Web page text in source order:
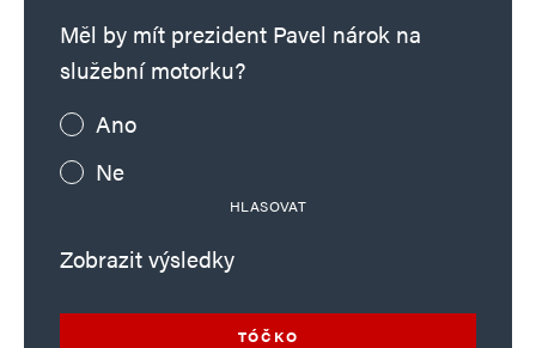
Měl by mít prezident Pavel nárok na
služební motorku?
Ano
Ne
HLASOVAT
Zobrazit výsledky
TÓČKO